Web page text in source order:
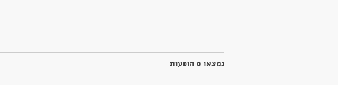
נמצאו 0 הופעות